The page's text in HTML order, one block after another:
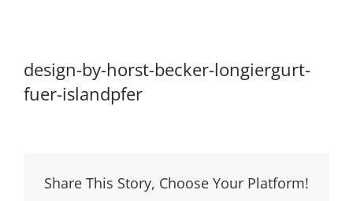
design-by-horst-becker-longiergurt-
fuer-islandpfer
Share This Story, Choose Your Platform!